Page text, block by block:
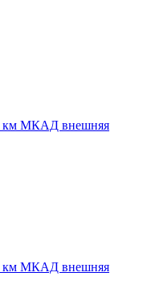
км МКАД внешняя
км МКАД внешняя